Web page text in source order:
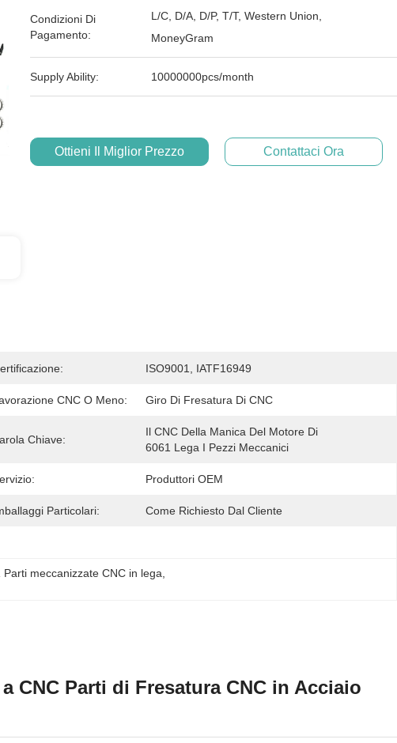
Condizioni Di
Pagamento:
L/C, D/A, D/P, T/T, Western Union,
MoneyGram
Supply Ability: 10000000pcs/month
Ottieni Il Miglior Prezzo Contattaci Ora
ISO9001, IATF16949
CNC O Meno: Giro Di Fresatura Di CNC
Chiave:
Il CNC Della Manica Del Motore Di
6061 Lega I Pezzi Meccanici
Produttori OEM
Particolari: Come Richiesto Dal Cliente
Parti meccanizzate CNC in lega
CNC Parti di Fresatura CNC in Acciaio